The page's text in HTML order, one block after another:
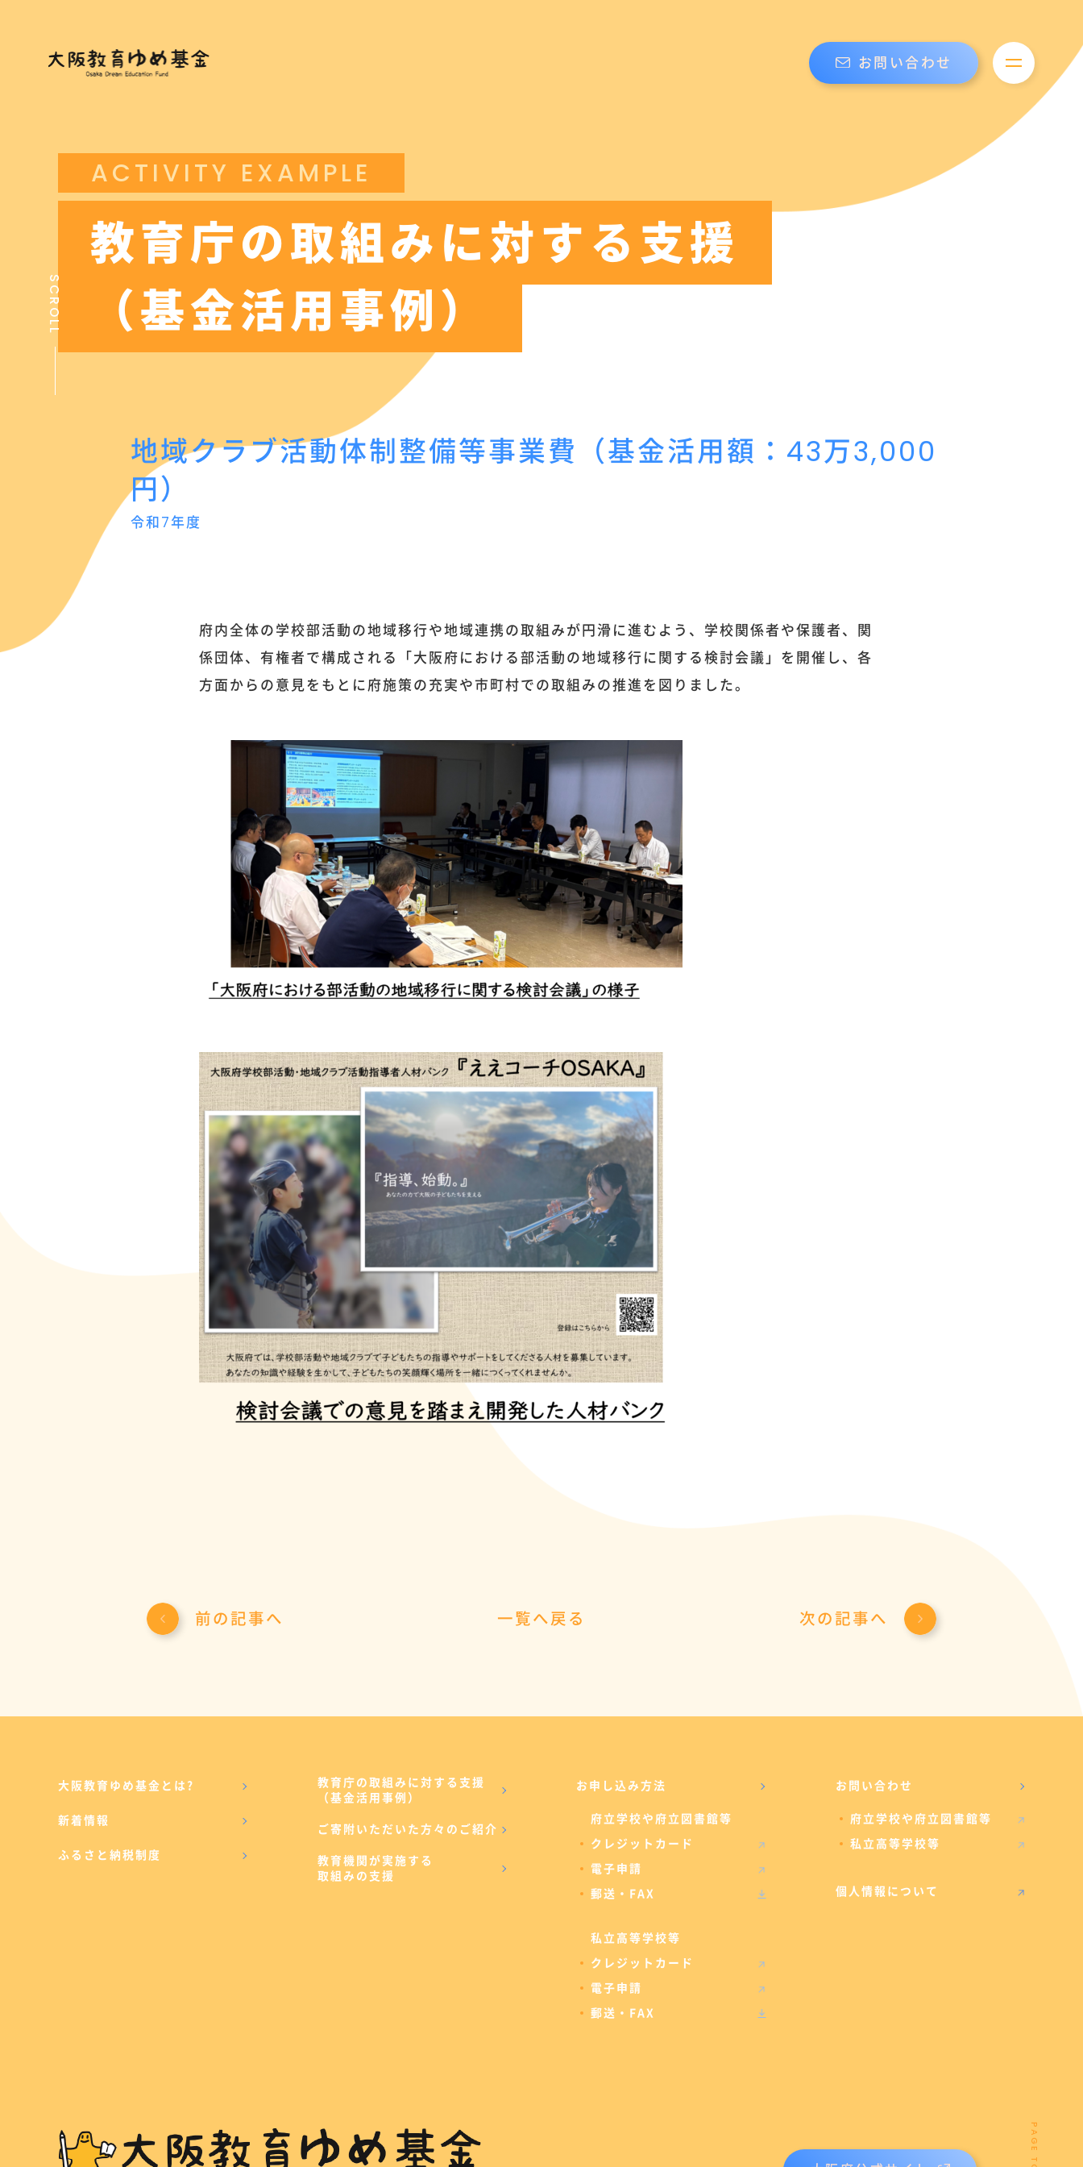
お問い合わせ メニューを開
SCROLL
ACTIVITY EXAMPLE
教育庁の取組みに対する支援
（基金活用事例）
地域クラブ活動体制整備等事業費（基金活用額：43万3,000
円）
令和7年度
府内全体の学校部活動の地域移行や地域連携の取組みが円滑に進むよう、学校関係者や保護者、関
係団体、有権者で構成される「大阪府における部活動の地域移行に関する検討会議」を開催し、各
方面からの意見をもとに府施策の充実や市町村での取組みの推進を図りました。
前の記事へ 一覧へ戻る 次の記事へ
大阪教育ゆめ基金とは?
新着情報
ふるさと納税制度
教育庁の取組みに対する支援
（基金活用事例）
ご寄附いただいた方々のご紹介
教育機関が実施する
取組みの支援
お申し込み方法
府立学校や府立図書館等
クレジットカード
電子申請
郵送・FAX
私立高等学校等
クレジットカード
電子申請
郵送・FAX
お問い合わせ
府立学校や府立図書館等
私立高等学校等
個人情報について
PAGE TOP